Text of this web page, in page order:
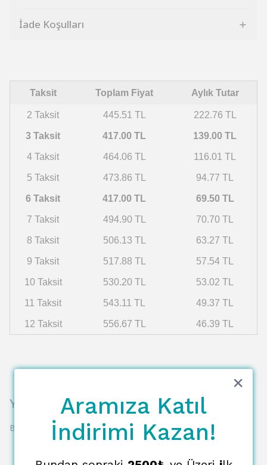
İade Koşulları
Taksit Toplam Fiyat Aylık Tutar
2 Taksit 445.51 TL 222.76 TL
3 Taksit 417.00 TL 139.00 TL
4 Taksit 464.06 TL 116.01 TL
5 Taksit 473.86 TL 94.77 TL
6 Taksit 417.00 TL 69.50 TL
7 Taksit 494.90 TL 70.70 TL
8 Taksit 506.13 TL 63.27 TL
9 Taksit 517.88 TL 57.54 TL
10 Taksit 530.20 TL 53.02 TL
11 Taksit 543.11 TL 49.37 TL
12 Taksit 556.67 TL 46.39 TL
Yorumlar
Bu ürün için henüz yorum yapılmamış.
Aramıza Katıl
İndirimi Kazan!